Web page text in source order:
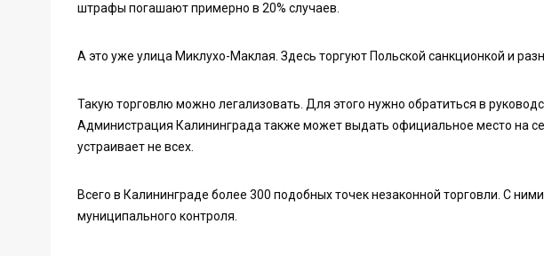
штрафы погашают примерно в 20% случаев.
А это уже улица Миклухо-Маклая. Здесь торгуют Польской санкционкой и
Такую торговлю можно легализовать. Для этого нужно обратиться в
Администрация Калининграда также может выдать официальное место на
устраивает не всех.
Всего в Калининграде более 300 подобных точек незаконной торговли. С
муниципального контроля.